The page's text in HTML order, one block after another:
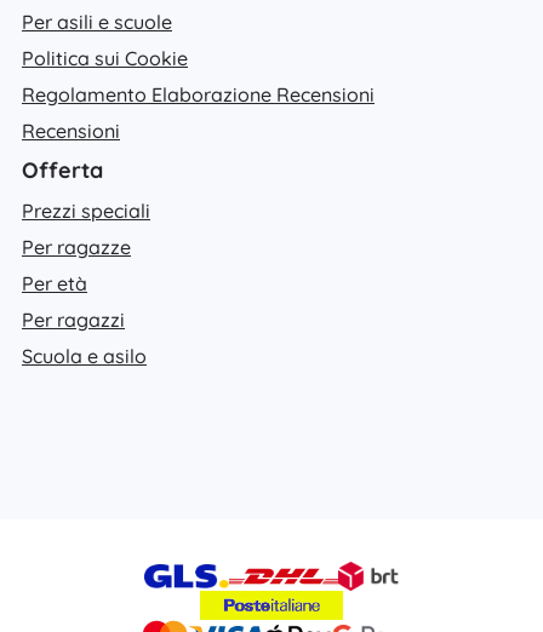
Per asili e scuole
Politica sui Cookie
Regolamento Elaborazione Recensioni
Recensioni
Offerta
Prezzi speciali
Per ragazze
Per età
Per ragazzi
Scuola e asilo